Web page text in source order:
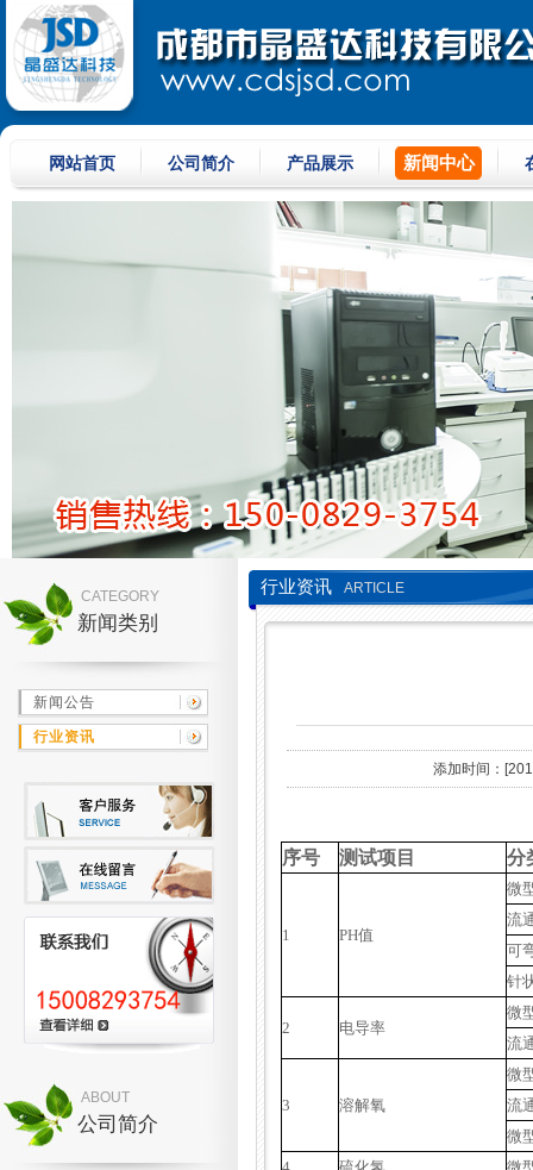
网站首页 公司简介 产品展示 新闻中心
新闻类别
CATEGORY
新闻公告
行业资讯
公司简介
ABOUT
行业资讯 ARTICLE
添加时间：
序号 测试项目 分
1 PH值
微
流
可
针
2 电导率
微
流
3 溶解氧
微
流
微